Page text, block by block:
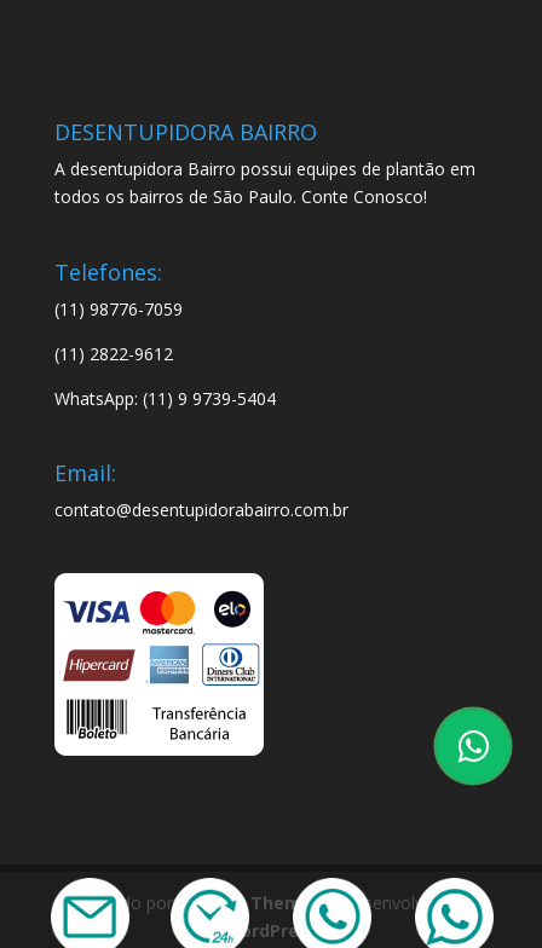
DESENTUPIDORA BAIRRO
A desentupidora Bairro possui equipes de plantão em
todos os bairros de São Paulo. Conte Conosco!
Telefones:
(11) 98776-7059
(11) 2822-9612
WhatsApp: (11) 9 9739-5404
Email:
contato@desentupidorabairro.com.br
Projetado porElegant Themes| Desenvolvido por
WordPress